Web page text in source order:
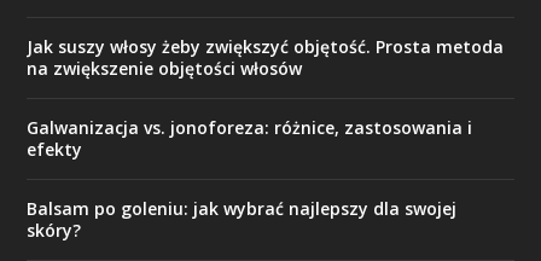
Jak suszy włosy żeby zwiększyć objętość. Prosta metoda
na zwiększenie objętości włosów
Galwanizacja vs. jonoforeza: różnice, zastosowania i
efekty
Balsam po goleniu: jak wybrać najlepszy dla swojej
skóry?